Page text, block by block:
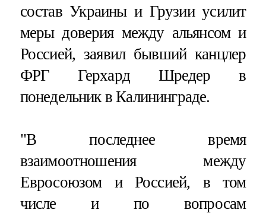
состав Украины и Грузии усилит
меры доверия между альянсом и
Россией, заявил бывший канцлер
ФРГ Герхард Шредер в
понедельник в Калининграде.
"В последнее время
взаимоотношения между
Евросоюзом и Россией, в том
числе и по вопросам